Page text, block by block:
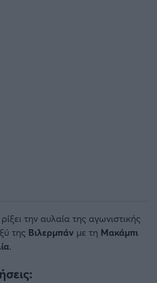
την αυλαία της αγωνιστικής
της Βιλερμπάν με τη Μακάμπι
.